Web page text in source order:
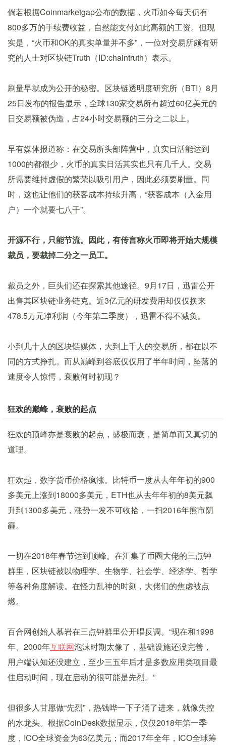
倘若根据Coinmarketgap公布的数据，火币如今每天仍有
800多万的手续费收益，自然能支付如此高额的工资。但现
实是，“火币和OK的真实单量并不多”，一位对交易所颇有研
究的人士对区块链Truth（ID:chaintruth）表示。
刷量早就成为公开的秘密。区块链透明度研究所（BTI）8月
25日发布的报告显示，全球130家交易所有超过60亿美元的
日交易额被伪造，占24小时交易额的三分之二以上。
早有媒体报道称：在交易所头部阵营中，真实日活能达到
1000的都很少，火币的真实日活其实也只有几千人。交易
所需要维持虚假的繁荣以吸引用户，因此必须要刷量。同
时，这也让他们的获客成本持续升高，“获客成本（入金用
户）一个就要七八千”。
开源不行，只能节流。因此，有传言称火币即将开始大规模
裁员，要裁掉二分之一员工。
裁员之外，巨头们还在探索其他途径。9月17日，迅雷公开
出售其区块链业务链克。近3亿元的研发费用却仅仅换来
478.5万元净利润（今年第二季度），迅雷不得不减负。
小到几十人的区块链媒体，大到上千人的交易所，都在以不
同的方式挣扎。而从巅峰到谷底仅仅用了半年时间，坠落的
速度令人惊愕，衰败何时初现？
狂欢的巅峰，衰败的起点
狂欢的顶峰亦是衰败的起点，盛极而衰，是简单而又真切的
道理。
狂欢起，数字货币价格疯涨。比特币一度从去年年初的900
多美元上涨到18000多美元，ETH也从去年年初的8美元飙
升到1300多美元，涨势一发不可收拾，一扫2016年熊市阴
霾。
一切在2018年春节达到顶峰。在汇集了币圈大佬的三点钟
群里，区块链被以物理学、生物学、社会学、经济学、哲学
等各种角度解读。在怪力乱神的时刻，大佬们的焦虑被点
燃。
百合网创始人慕岩在三点钟群里公开唱反调。“现在和1998
年、2000年互联网泡沫时期太像了，基础设施还没完善，
用户端认知还没建立，至少三五年后才是多数应用类项目最
佳启动时间，现在启动的很可能是先烈。”
但很多人甘愿做“先烈”，热钱哗一下子涌了进来，就像失控
的水龙头。根据CoinDesk数据显示，仅仅2018年第一季
度，ICO全球资金为63亿美元；而2017年全年，ICO全球筹